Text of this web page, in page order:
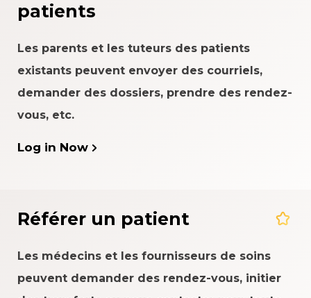
patients
Les parents et les tuteurs des patients
existants peuvent envoyer des courriels,
demander des dossiers, prendre des rendez-
vous, etc.
Log in Now
Référer un patient
Les médecins et les fournisseurs de soins
peuvent demander des rendez-vous, initier